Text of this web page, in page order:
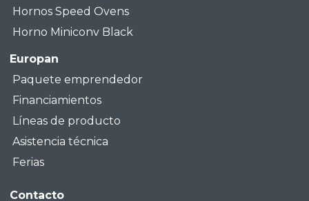
Hornos Speed Ovens
Horno Miniconv Black
Europan
Paquete emprendedor
Financiamientos
Líneas de producto
Asistencia técnica
Ferias
Contacto